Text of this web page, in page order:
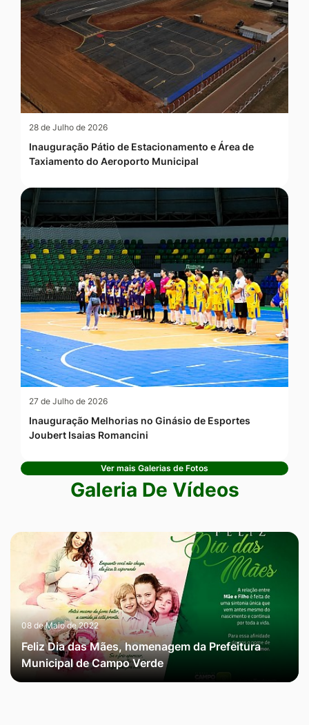
28 de Julho de 2026
Inauguração Pátio de Estacionamento e Área de
Taxiamento do Aeroporto Municipal
27 de Julho de 2026
Inauguração Melhorias no Ginásio de Esportes
Joubert Isaias Romancini
Ver mais Galerias de Fotos
Galeria De Vídeos
08 de Maio de 2022
Feliz Dia das Mães, homenagem da Prefeitura
Municipal de Campo Verde